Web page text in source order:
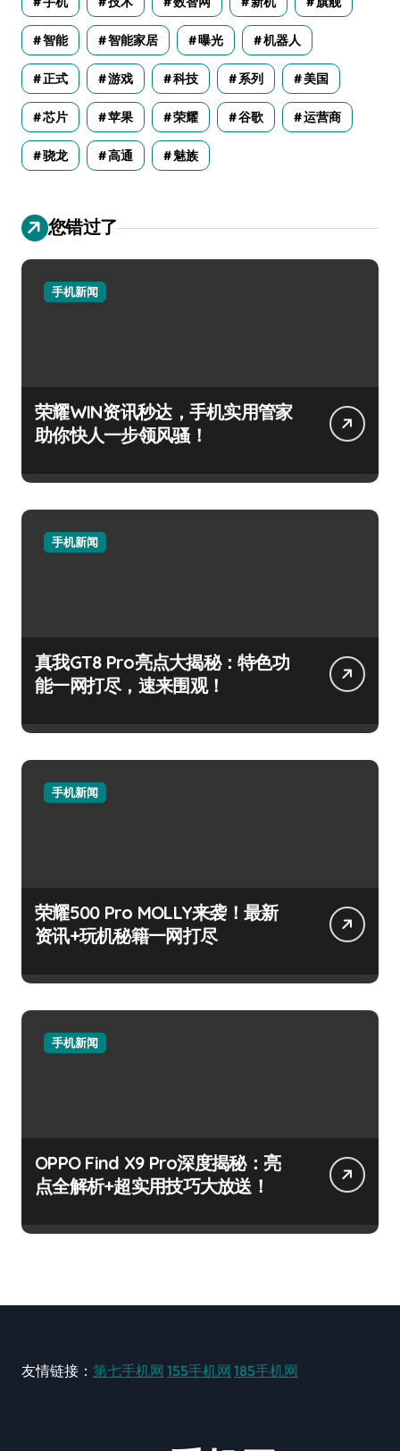
智能 智能家居 曝光 机器人
正式 游戏 科技 系列 美国
芯片 苹果 荣耀 谷歌 运营商
骁龙 高通 魅族
您错过了
手机新闻
荣耀WIN资讯秒达，手机实用管家
助你快人一步领风骚！
手机新闻
真我GT8 Pro亮点大揭秘：特色功
能一网打尽，速来围观！
手机新闻
荣耀500 Pro MOLLY来袭！最新
资讯+玩机秘籍一网打尽
手机新闻
OPPO Find X9 Pro深度揭秘：亮
点全解析+超实用技巧大放送！
友情链接： 第七手机网 155手机网 185手机网